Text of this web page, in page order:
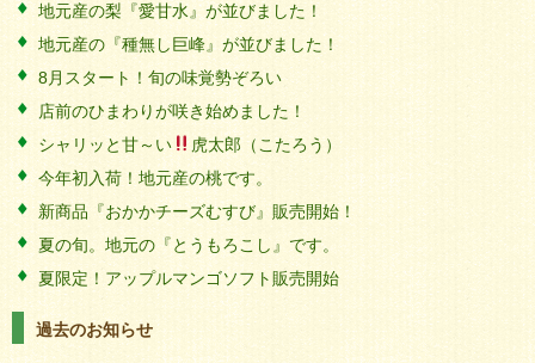
地元産の梨『愛甘水』が並びました！
地元産の『種無し巨峰』が並びました！
8月スタート！旬の味覚勢ぞろい
店前のひまわりが咲き始めました！
シャリッと甘～い
虎太郎（こたろう）
今年初入荷！地元産の桃です。
新商品『おかかチーズむすび』販売開始！
夏の旬。地元の『とうもろこし』です。
夏限定！アップルマンゴソフト販売開始
過去のお知らせ